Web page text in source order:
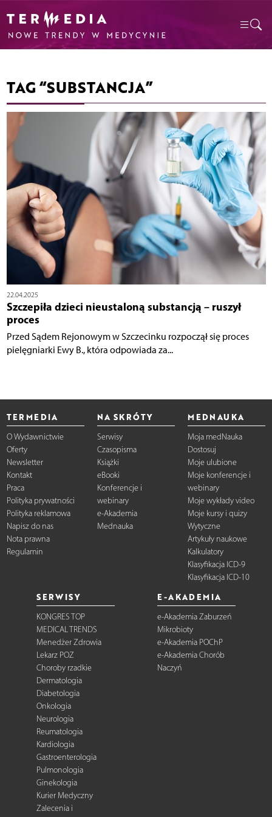
TAG “SUBSTANCJA”
22.04.2025
Szczepiła dzieci nieustaloną substancją – ruszył
proces
Przed Sądem Rejonowym w Szczecinku rozpoczął się proces
pielęgniarki Ewy B., która odpowiada za...
TERMEDIA
O Wydawnictwie
Oferty
Newsletter
Kontakt
Praca
Polityka prywatności
Polityka reklamowa
Napisz do nas
Nota prawna
Regulamin
NA SKRÓTY
Serwisy
Czasopisma
Książki
eBooki
Konferencje i
webinary
e-Akademia
Mednauka
MEDNAUKA
Moja medNauka
Dostosuj
Moje ulubione
Moje konferencje i
webinary
Moje wykłady video
Moje kursy i quizy
Wytyczne
Artykuły naukowe
Kalkulatory
Klasyfikacja ICD-9
Klasyfikacja ICD-10
SERWISY
KONGRES TOP
MEDICAL TRENDS
Menedżer Zdrowia
Lekarz POZ
Choroby rzadkie
Dermatologia
Diabetologia
Onkologia
Neurologia
Reumatologia
Kardiologia
Gastroenterologia
Pulmonologia
Ginekologia
Kurier Medyczny
Zalecenia i
E-AKADEMIA
e-Akademia Zaburzeń
Mikrobioty
e-Akademia POChP
e-Akademia Chorób
Naczyń